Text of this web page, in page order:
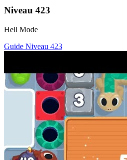
Niveau 423
Hell Mode
Guide Niveau 423